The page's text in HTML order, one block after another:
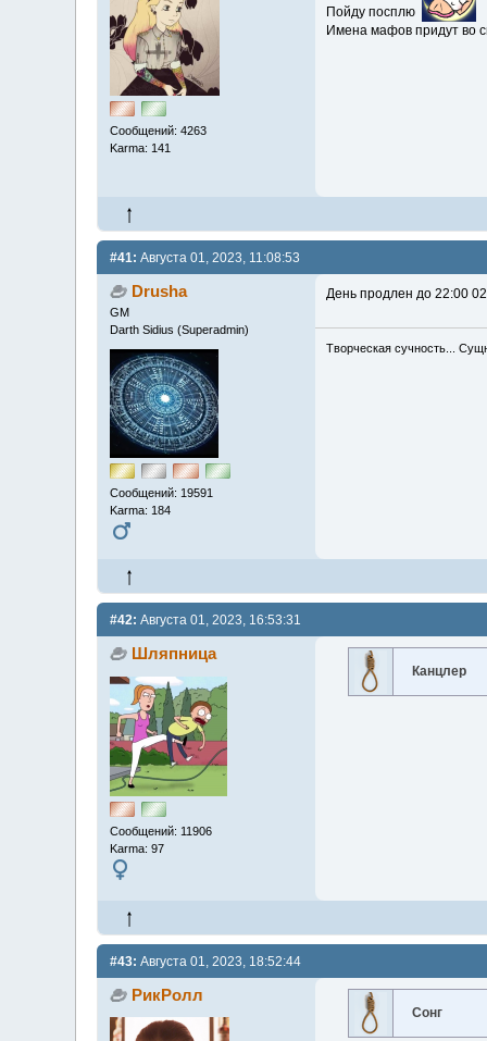
Сообщений: 4263
Karma: 141
Пойду посплю
Имена мафов придут во
#41: Августа 01, 2023, 11:08:53
Drusha
GM
Darth Sidius (Superadmin)
Сообщений: 19591
Karma: 184
День продлен до 22:00
Творческая сучность...
#42: Августа 01, 2023, 16:53:31
Шляпница
Сообщений: 11906
Karma: 97
Канцлер
#43: Августа 01, 2023, 18:52:44
РикРолл
Сонг